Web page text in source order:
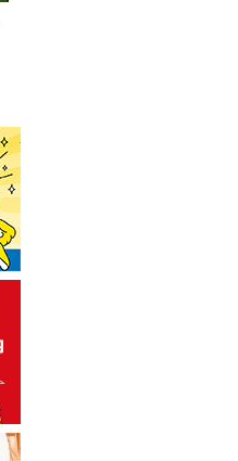
ニフティ温泉を使って手軽に